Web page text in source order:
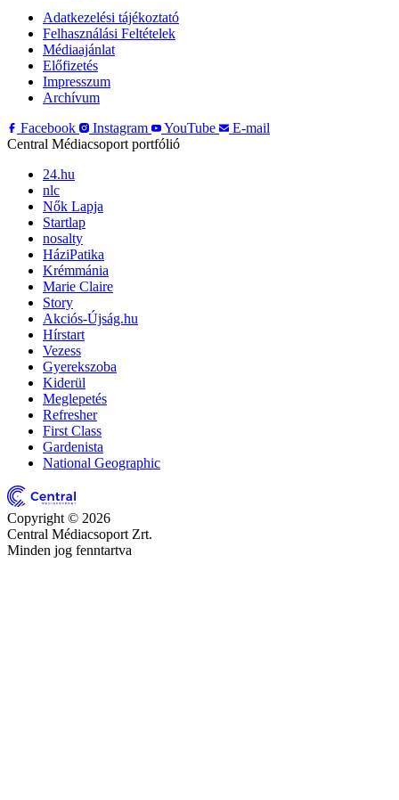
Adatkezelési tájékoztató
Felhasználási Feltételek
Médiaajánlat
Előfizetés
Impresszum
Archívum
Facebook
Instagram YouTube
E-mail
Central Médiacsoport portfólió
24.hu
nlc
Nők Lapja
Startlap
nosalty
HáziPatika
Krémmánia
Marie Claire
Story
Akciós-Újság.hu
Hírstart
Vezess
Gyerekszoba
Kiderül
Meglepetés
Refresher
First Class
Gardenista
National Geographic
Copyright © 2026
Central Médiacsoport Zrt.
Minden jog fenntartva